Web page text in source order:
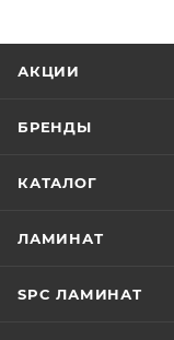
АКЦИИ
БРЕНДЫ
КАТАЛОГ
ЛАМИНАТ
SPC ЛАМИНАТ